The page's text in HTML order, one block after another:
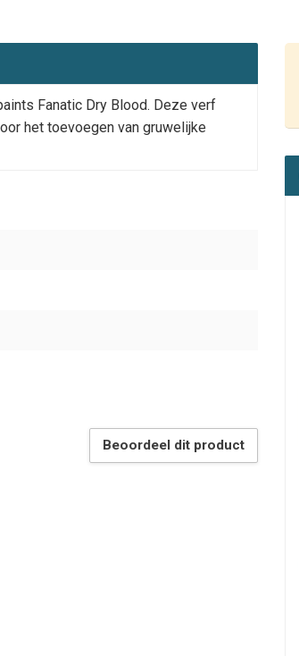
Fanatic Dry Blood. Deze verf
het toevoegen van gruwelijke
Beoordeel dit product